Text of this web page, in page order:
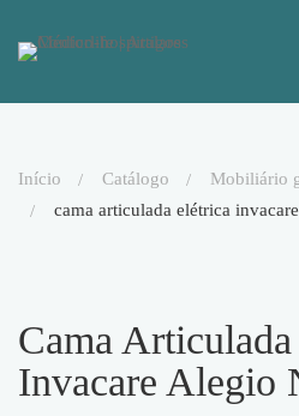
início catálogo
mobiliário
cama articulada elétrica
Cama
Invacare Alegio